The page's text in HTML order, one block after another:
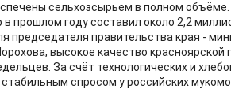
сельхозсырьем в полном
в прошлом году составил около 2,2
председателя правительства края -
высокое качество
За счёт технологических и
спросом у российских